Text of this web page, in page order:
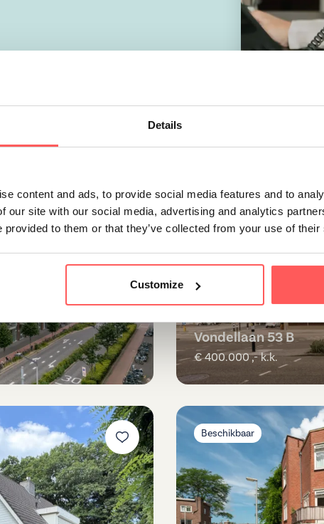
Details
content and ads, to provide social media features and to
our site with our social media, advertising and analytics
provided to them or that they’ve collected from your use of
Customize
Vondellaan 53 B
€ 400.000 ,- k.k.
Beschikbaar